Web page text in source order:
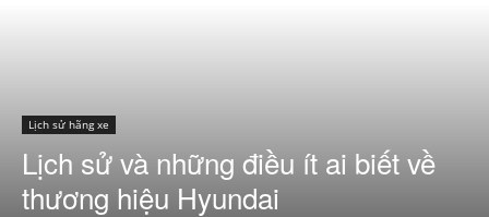
Lịch sử hãng xe
Lịch sử và những điều ít ai biết về
thương hiệu Hyundai